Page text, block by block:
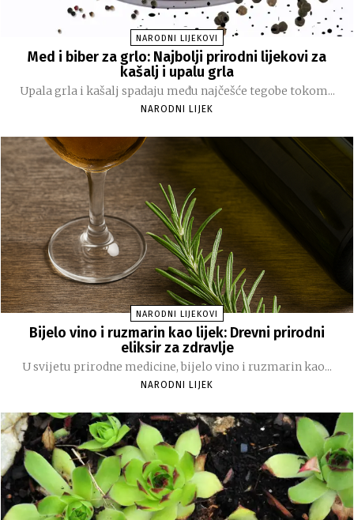
NARODNI LIJEKOVI
Med i biber za grlo: Najbolji prirodni lijekovi za
kašalj i upalu grla
Upala grla i kašalj spadaju među najčešće tegobe tokom...
NARODNI LIJEK
NARODNI LIJEKOVI
Bijelo vino i ruzmarin kao lijek: Drevni prirodni
eliksir za zdravlje
U svijetu prirodne medicine, bijelo vino i ruzmarin kao...
NARODNI LIJEK